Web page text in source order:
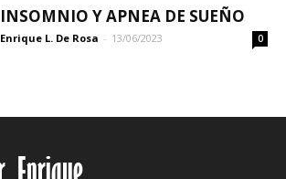
INSOMNIO Y APNEA DE SUEÑO
Enrique L. De Rosa - 13/06/2023 0